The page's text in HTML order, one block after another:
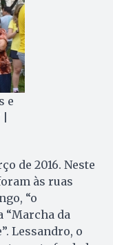
e
de 2016. Neste
às ruas
“o
“Marcha da
­Lessandro, o